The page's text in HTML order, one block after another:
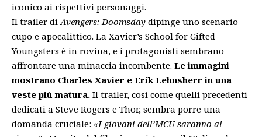
iconico ai rispettivi personaggi.
Il trailer di Avengers: Doomsday dipinge uno scenario
cupo e apocalittico. La Xavier’s School for Gifted
Youngsters è in rovina, e i protagonisti sembrano
affrontare una minaccia incombente. Le immagini
mostrano Charles Xavier e Erik Lehnsherr in una
veste più matura. Il trailer, così come quelli precedenti
dedicati a Steve Rogers e Thor, sembra porre una
domanda cruciale: «I giovani dell’MCU saranno al